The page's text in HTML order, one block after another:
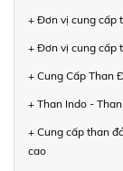
+ Đơn vị cung cấp
+ Đơn vị cung cấp
+ Cung Cấp Than
+ Than Indo -
+ Cung cấp than
cao